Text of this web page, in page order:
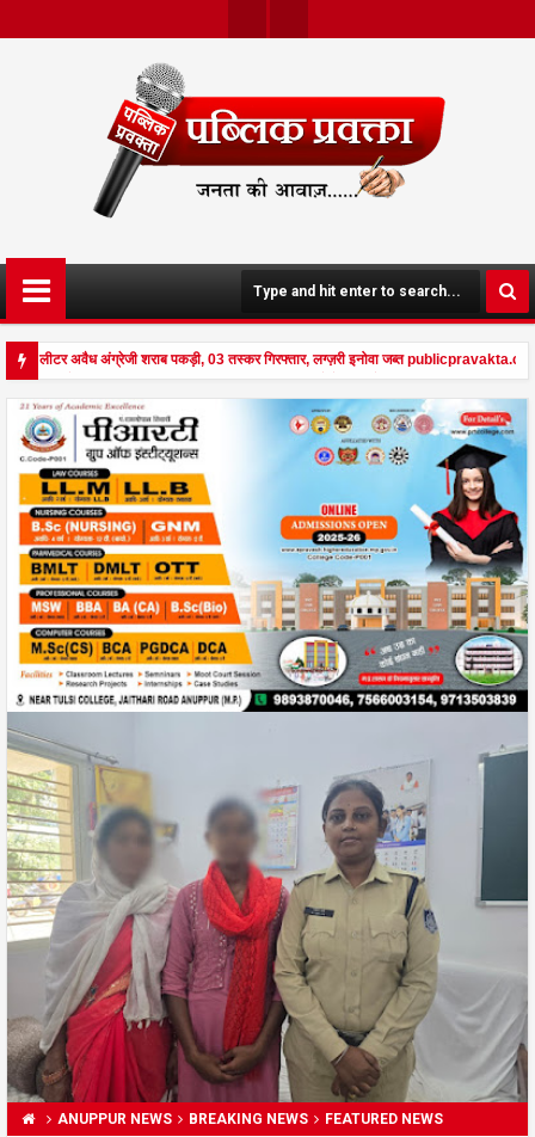
Ter
Boo
K
लीटर अवैध अंग्रेजी शराब पकड़ी, 03 तस्कर गिरफ्तार, लग्ज़री इनोवा जब्त publicpravakta.com
व नौकरानी का मिला रक्तरंजित शव, पत्नी गंभीर घायल में मेडिकल रेफर publicpravakta.com
ANUPPUR NEWS BREAKING NEWS FEATURED NEWS